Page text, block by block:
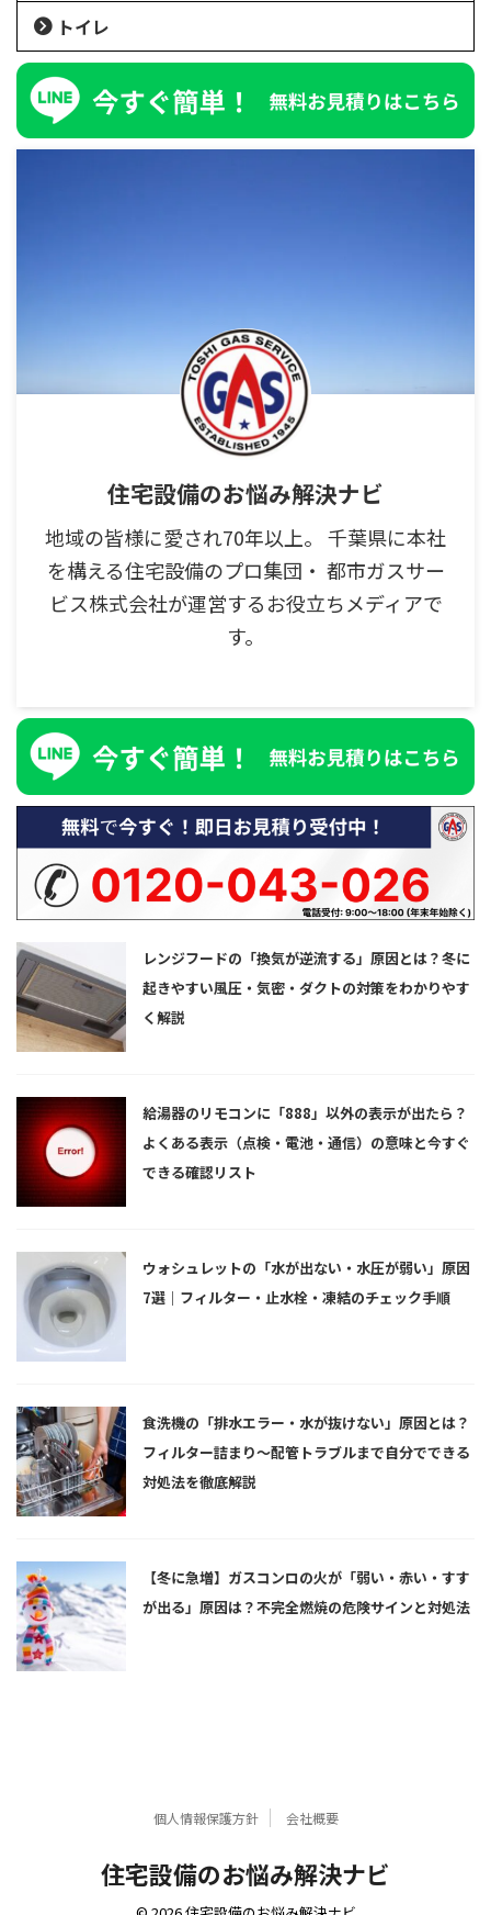
トイレ
住宅設備のお悩み解決ナビ
地域の皆様に愛され70年以上。 千葉県に本社
を構える住宅設備のプロ集団・ 都市ガスサー
ビス株式会社が運営するお役立ちメディアで
す。
レンジフードの「換気が逆流する」原因とは？冬に
起きやすい風圧・気密・ダクトの対策をわかりやす
く解説
給湯器のリモコンに「888」以外の表示が出たら？
よくある表示（点検・電池・通信）の意味と今すぐ
できる確認リスト
ウォシュレットの「水が出ない・水圧が弱い」原因
7選｜フィルター・止水栓・凍結のチェック手順
食洗機の「排水エラー・水が抜けない」原因とは？
フィルター詰まり〜配管トラブルまで自分でできる
対処法を徹底解説
【冬に急増】ガスコンロの火が「弱い・赤い・すす
が出る」原因は？不完全燃焼の危険サインと対処法
個人情報保護方針 会社概要
住宅設備のお悩み解決ナビ